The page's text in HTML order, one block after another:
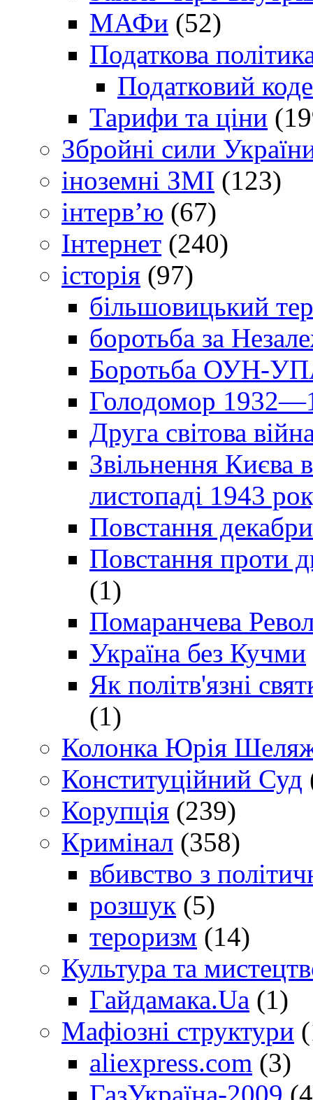
МАФи (52)
Податкова
Податковий
Тарифи та ціни
Збройні сили
іноземні ЗМІ (123)
інтерв’ю (67)
Інтернет (240)
історія (97)
більшовицький
боротьба за
Боротьба ОУН-УПА
Голодомор
Друга світова
Звільнення Києва
листопаді 1943
Повстання
Повстання проти
(1)
Помаранчева
Україна без Кучми
Як політв'язні
(1)
Колонка Юрія
Конституційний Суд
Корупція (239)
Кримінал (358)
вбивство з
розшук (5)
тероризм (14)
Культура та
Гайдамака.Ua (1)
Мафіозні структури
aliexpress.com (3)
ГазУкраїна-2009